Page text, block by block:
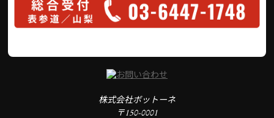
株式会社ボットーネ
〒150-0001